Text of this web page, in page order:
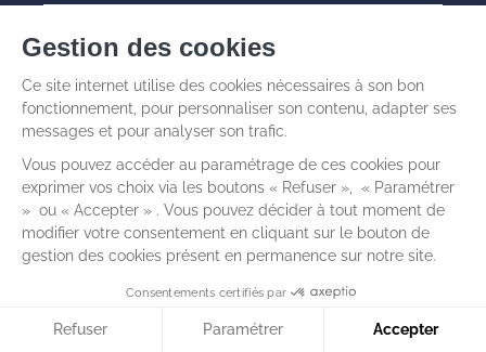
© Talenz -Informations légales IPolitique de
confidentialité